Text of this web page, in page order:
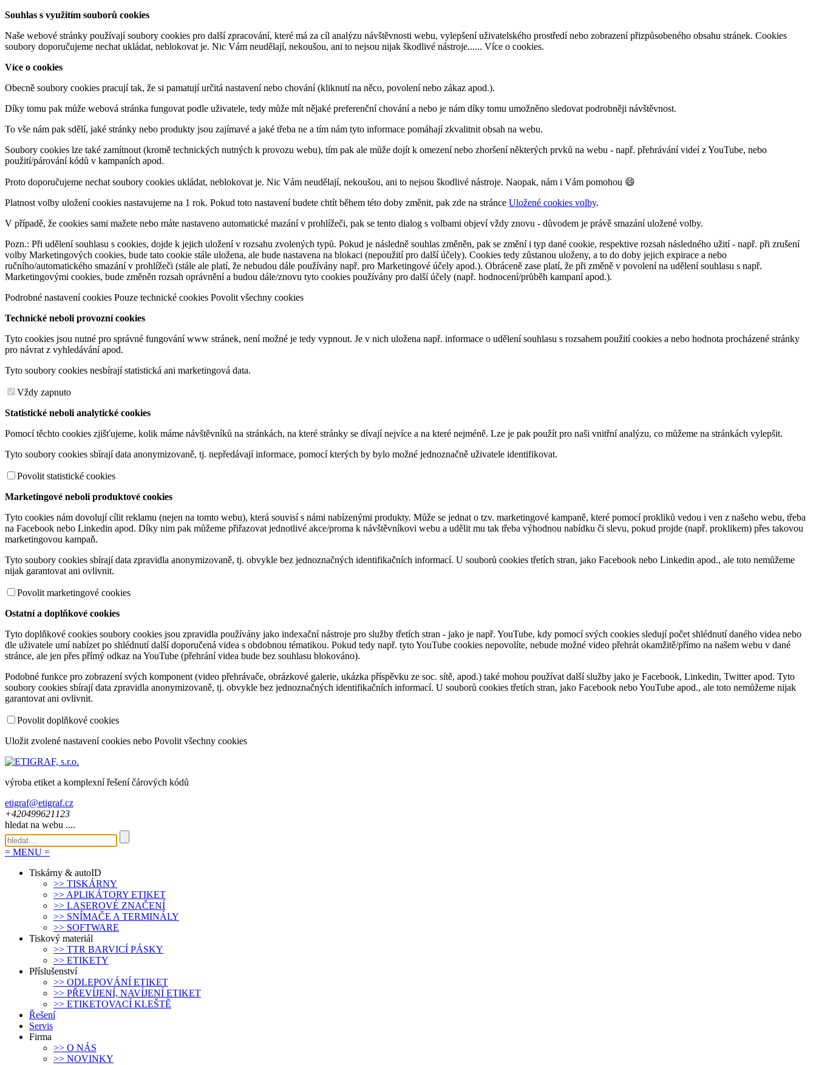
Souhlas s využitím souborů cookies
Naše webové stránky používají soubory cookies pro další zpracování, které má za cíl analýzu návštěvnosti webu, vylepšení uživatelského prostředí nebo zobrazení přizpůsobeného obsahu stránek. Cookies
soubory doporučujeme nechat ukládat, neblokovat je. Nic Vám neudělají, nekoušou, ani to nejsou nijak škodlivé nástroje...... Více o cookies.
Více o cookies
Obecně soubory cookies pracují tak, že si pamatují určitá nastavení nebo chování (kliknutí na něco, povolení nebo zákaz apod.).
Díky tomu pak může webová stránka fungovat podle uživatele, tedy může mít nějaké preferenční chování a nebo je nám díky tomu umožněno sledovat podrobněji návštěvnost.
To vše nám pak sdělí, jaké stránky nebo produkty jsou zajímavé a jaké třeba ne a tím nám tyto informace pomáhají zkvalitnit obsah na webu.
Soubory cookies lze také zamítnout (kromě technických nutných k provozu webu), tím pak ale může dojít k omezení nebo zhoršení některých prvků na webu - např. přehrávání videí z YouTube, nebo
použití/párování kódů v kampaních apod.
Proto doporučujeme nechat soubory cookies ukládat, neblokovat je. Nic Vám neudělají, nekoušou, ani to nejsou škodlivé nástroje. Naopak, nám i Vám pomohou 😄
Platnost volby uložení cookies nastavujeme na 1 rok. Pokud toto nastavení budete chtít během této doby změnit, pak zde na stránce Uložené cookies volby.
V případě, že cookies sami mažete nebo máte nastaveno automatické mazání v prohlížeči, pak se tento dialog s volbami objeví vždy znovu - důvodem je právě smazání uložené volby.
Pozn.: Při udělení souhlasu s cookies, dojde k jejich uložení v rozsahu zvolených typů. Pokud je následně souhlas změněn, pak se změní i typ dané cookie, respektive rozsah následného užití - např. při zrušení
volby Marketingových cookies, bude tato cookie stále uložena, ale bude nastavena na blokaci (nepoužití pro další účely). Cookies tedy zůstanou uloženy, a to do doby jejich expirace a nebo
ručního/automatického smazání v prohlížeči (stále ale platí, že nebudou dále používány např. pro Marketingové účely apod.). Obráceně zase platí, že při změně v povolení na udělení souhlasu s např.
Marketingovými cookies, bude změněn rozsah oprávnění a budou dále/znovu tyto cookies používány pro další účely (např. hodnocení/průběh kampaní apod.).
Podrobné nastavení cookies Pouze technické cookies Povolit všechny cookies
Technické neboli provozní cookies
Tyto cookies jsou nutné pro správné fungování www stránek, není možné je tedy vypnout. Je v nich uložena např. informace o udělení souhlasu s rozsahem použití cookies a nebo hodnota procházené stránky
pro návrat z vyhledávání apod.
Tyto soubory cookies nesbírají statistická ani marketingová data.
Vždy zapnuto
Statistické neboli analytické cookies
Pomocí těchto cookies zjišťujeme, kolik máme návštěvníků na stránkách, na které stránky se dívají nejvíce a na které nejméně. Lze je pak použít pro naši vnitřní analýzu, co můžeme na stránkách vylepšit.
Tyto soubory cookies sbírají data anonymizovaně, tj. nepředávají informace, pomocí kterých by bylo možné jednoznačně uživatele identifikovat.
Povolit statistické cookies
Marketingové neboli produktové cookies
Tyto cookies nám dovolují cílit reklamu (nejen na tomto webu), která souvisí s námi nabízenými produkty. Může se jednat o tzv. marketingové kampaně, které pomocí prokliků vedou i ven z našeho webu, třeba
na Facebook nebo Linkedin apod. Díky nim pak můžeme přiřazovat jednotlivé akce/proma k návštěvníkovi webu a udělit mu tak třeba výhodnou nabídku či slevu, pokud projde (např. proklikem) přes takovou
marketingovou kampaň.
Tyto soubory cookies sbírají data zpravidla anonymizovaně, tj. obvykle bez jednoznačných identifikačních informací. U souborů cookies třetích stran, jako Facebook nebo Linkedin apod., ale toto nemůžeme
nijak garantovat ani ovlivnit.
Povolit marketingové cookies
Ostatní a doplňkové cookies
Tyto doplňkové cookies soubory cookies jsou zpravidla používány jako indexační nástroje pro služby třetích stran - jako je např. YouTube, kdy pomocí svých cookies sledují počet shlédnutí daného videa nebo
dle uživatele umí nabízet po shlédnutí další doporučená videa s obdobnou tématikou. Pokud tedy např. tyto YouTube cookies nepovolíte, nebude možné video přehrát okamžitě/přímo na našem webu v dané
stránce, ale jen přes přímý odkaz na YouTube (přehrání videa bude bez souhlasu blokováno).
Podobné funkce pro zobrazení svých komponent (video přehrávače, obrázkové galerie, ukázka příspěvku ze soc. sítě, apod.) také mohou používat další služby jako je Facebook, Linkedin, Twitter apod. Tyto
soubory cookies sbírají data zpravidla anonymizovaně, tj. obvykle bez jednoznačných identifikačních informací. U souborů cookies třetích stran, jako Facebook nebo YouTube apod., ale toto nemůžeme nijak
garantovat ani ovlivnit.
Povolit doplňkové cookies
Uložit zvolené nastavení cookies nebo Povolit všechny cookies
výroba etiket a komplexní řešení čárových kódů
etigraf@etigraf.cz
+420499621 123
hledat na webu ....
= MENU =
Tiskárny & autoID
>> TISKÁRNY
>> APLIKÁTORY ETIKET
>> LASEROVÉ ZNAČENÍ
>> SNÍMAČE A TERMINÁLY
>> SOFTWARE
Tiskový materiál
>> TTR BARVICÍ PÁSKY
>> ETIKETY
Příslušenství
>> ODLEPOVÁNÍ ETIKET
>> PŘEVÍJENÍ, NAVÍJENÍ ETIKET
>> ETIKETOVACÍ KLEŠTĚ
Řešení
Servis
Firma
>> O NÁS
>> NOVINKY